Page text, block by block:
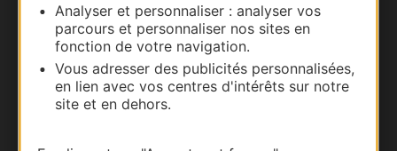
Analyser et personnaliser : analyser vos
parcours et personnaliser nos sites en
fonction de votre navigation.
Vous adresser des publicités personnalisées,
en lien avec vos centres d'intérêts sur notre
site et en dehors.
Carte interactive
Documentation